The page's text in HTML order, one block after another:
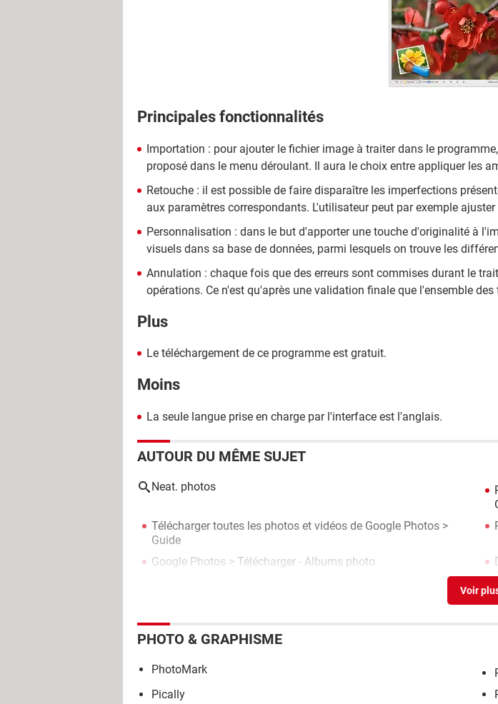
Principales fonctionnalités
Importation : pour ajouter le fichier image à traiter dans le
proposé dans le menu déroulant. Il aura le choix entre appliquer les
Retouche : il est possible de faire disparaître les imperfections
aux paramètres correspondants. L'utilisateur peut par exemple
Personnalisation : dans le but d'apporter une touche d'originalité à
visuels dans sa base de données, parmi lesquels on trouve les
Annulation : chaque fois que des erreurs sont commises durant le
opérations. Ce n'est qu'après une validation finale que l'ensemble des
Plus
Le téléchargement de ce programme est gratuit.
Moins
La seule langue prise en charge par l'interface est l'anglais.
AUTOUR DU MÊME SUJET
Neat. photos
Télécharger toutes les photos et vidéos de Google Photos >
Guide
Google Photos > Télécharger - Albums photo
PHOTO & GRAPHISME
PhotoMark
Pically